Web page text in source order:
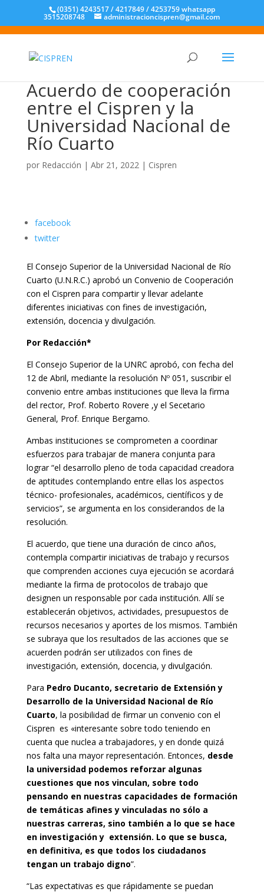
(0351) 4243517 / 4217849 / 4253759 whatsapp
3515208748 administracioncispren@gmail.com
Acuerdo de cooperación
entre el Cispren y la
Universidad Nacional de
Río Cuarto
por Redacción | Abr 21, 2022| Cispren
facebook
twitter
El Consejo Superior de la Universidad Nacional de Río
Cuarto (U.N.R.C.) aprobó un Convenio de Cooperación
con el Cispren para compartir y llevar adelante
diferentes iniciativas con fines de investigación,
extensión, docencia y divulgación.
Por Redacción*
El Consejo Superior de la UNRC aprobó, con fecha del
12 de Abril, mediante la resolución Nº 051, suscribir el
convenio entre ambas instituciones que lleva la firma
del rector, Prof. Roberto Rovere ,y el Secetario
General, Prof. Enrique Bergamo.
Ambas instituciones se comprometen a coordinar
esfuerzos para trabajar de manera conjunta para
lograr “el desarrollo pleno de toda capacidad creadora
de aptitudes contemplando entre ellas los aspectos
técnico- profesionales, académicos, científicos y de
servicios”, se argumenta en los considerandos de la
resolución.
El acuerdo, que tiene una duración de cinco años,
contempla compartir iniciativas de trabajo y recursos
que comprenden acciones cuya ejecución se acordará
mediante la firma de protocolos de trabajo que
designen un responsable por cada institución. Allí se
establecerán objetivos, actividades, presupuestos de
recursos necesarios y aportes de los mismos. También
se subraya que los resultados de las acciones que se
acuerden podrán ser utilizados con fines de
investigación, extensión, docencia, y divulgación.
Para Pedro Ducanto, secretario de Extensión y
Desarrollo de la Universidad Nacional de Río
Cuarto, la posibilidad de firmar un convenio con el
Cispren es «interesante sobre todo teniendo en
cuenta que nuclea a trabajadores, y en donde quizá
nos falta una mayor representación. Entonces, desde
la universidad podemos reforzar algunas
cuestiones que nos vinculan, sobre todo
pensando en nuestras capacidades de formación
de temáticas afines y vinculadas no sólo a
nuestras carreras, sino también a lo que se hace
en investigación y extensión. Lo que se busca,
en definitiva, es que todos los ciudadanos
tengan un trabajo digno”.
“Las expectativas es que rápidamente se puedan